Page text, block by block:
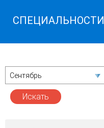
СПЕЦИАЛЬНОСТИ
Сентябрь